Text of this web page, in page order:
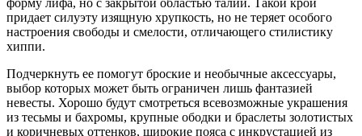
форму лифа, но с закрытой областью талии. Такой крой
придает силуэту изящную хрупкость, но не теряет особого
настроения свободы и смелости, отличающего стилистику
хиппи.
Подчеркнуть ее помогут броские и необычные аксессуары,
выбор которых может быть ограничен лишь фантазией
невесты. Хорошо будут смотреться всевозможные украшения
из тесьмы и бахромы, крупные ободки и браслеты золотистых
и коричневых оттенков, широкие пояса с инкрустацией из